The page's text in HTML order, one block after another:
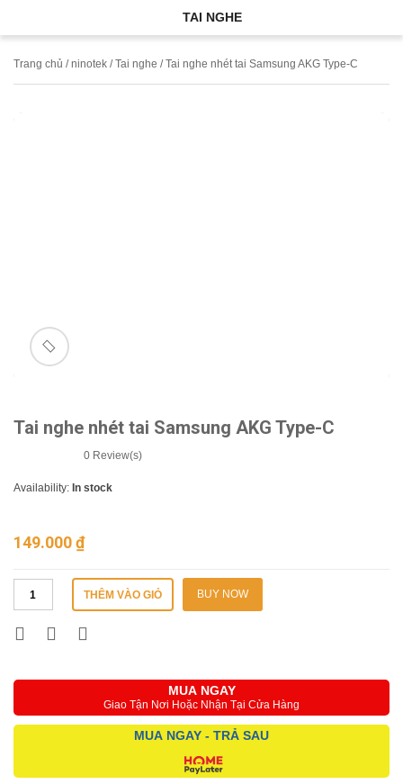
TAI NGHE
Trang chủ /ninotek /Tai nghe / Tai nghe nhét tai Samsung AKG Type-C
🔍
Tai nghe nhét tai Samsung AKG Type-C
0 Review(s)
Availability: In stock
149.000₫
THÊM VÀO GIỎ BUY NOW
MUA NGAY
Giao Tận Nơi Hoặc Nhận Tại Cửa Hàng
MUA NGAY - TRẢ SAU